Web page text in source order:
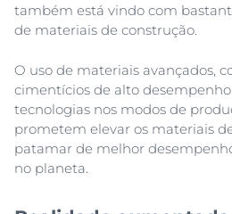
também está vindo com
de materiais de construção.
O uso de materiais avançados,
cimentícios de alto
tecnologias nos modos de
prometem elevar os materiais
patamar de melhor
no planeta.